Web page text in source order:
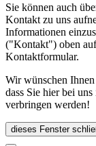
Sie können auch
Kontakt zu uns
Informationen
("Kontakt") oben
Kontaktformular.
Wir wünschen
dass Sie hier bei
verbringen werden!
dieses Fenster